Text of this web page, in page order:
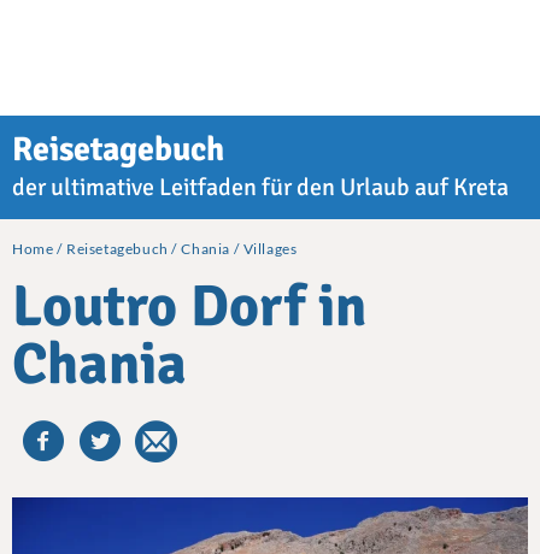
Reisetagebuch
der ultimative Leitfaden für den Urlaub auf Kreta
Home Reisetagebuch Chania Villages
Loutro Dorf in
Chania